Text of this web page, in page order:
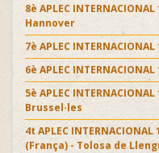
8è APLEC
Hannover
7è APLEC
6è APLEC
5è APLEC INTERNACIONAL
Brussel·les
4t APLEC INTERNACIONAL
(França) - Tolosa de